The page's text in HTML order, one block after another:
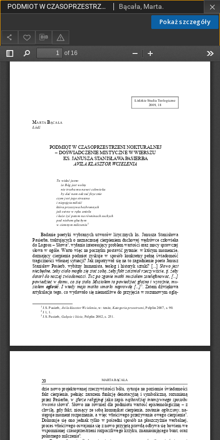
Pokaż szczegóły
PODMIOT W CZASOPRZESTRZENI NOKTURALNEJ– DOŚWIADCZENIE MISTYCZNE W WIERSZU KS. JANUSZA STANISŁAWA PASIERBA "AVILA KLASZTOR WCIELENIA" Bącała, Marta.